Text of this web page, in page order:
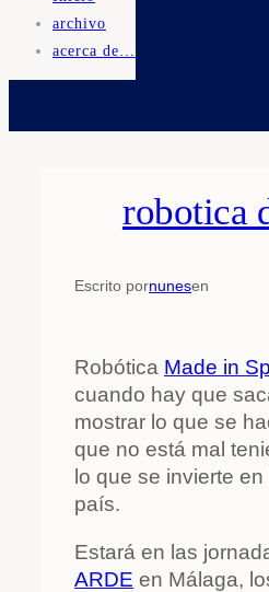
archivo
acerca de…
robotica
Escrito pornunesen
Robótica Made in
cuando hay que
mostrar lo que se
que no está mal
lo que se invierte
país.
Estará en las
ARDE en Málaga,